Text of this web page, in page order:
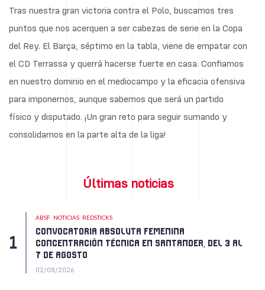
Tras nuestra gran victoria contra el Polo, buscamos tres
puntos que nos acerquen a ser cabezas de serie en la Copa
del Rey. El Barça, séptimo en la tabla, viene de empatar con
el CD Terrassa y querrá hacerse fuerte en casa. Confiamos
en nuestro dominio en el mediocampo y la eficacia ofensiva
para imponernos, aunque sabemos que será un partido
físico y disputado. ¡Un gran reto para seguir sumando y
consolidarnos en la parte alta de la liga!
Últimas noticias
ABSF NOTICIAS REDSTICKS
CONVOCATORIA ABSOLUTA FEMENINA
CONCENTRACIÓN TÉCNICA EN SANTANDER, DEL 3 AL
7 DE AGOSTO
02/08/2026